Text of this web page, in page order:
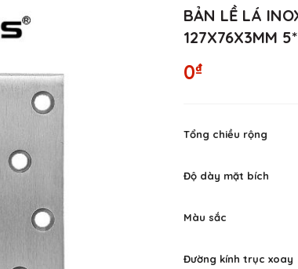
BẢN LỀ LÁ
127X76X3MM
0₫
Tổng chiều rộng
Độ dày mặt bích
Màu sắc
Đường kính trục xoay